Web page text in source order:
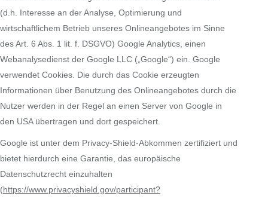
(d.h. Interesse an der Analyse, Optimierung und
wirtschaftlichem Betrieb unseres Onlineangebotes im Sinne
des Art. 6 Abs. 1 lit. f. DSGVO) Google Analytics, einen
Webanalysedienst der Google LLC („Google“) ein. Google
verwendet Cookies. Die durch das Cookie erzeugten
Informationen über Benutzung des Onlineangebotes durch die
Nutzer werden in der Regel an einen Server von Google in
den USA übertragen und dort gespeichert.
Google ist unter dem Privacy-Shield-Abkommen zertifiziert und
bietet hierdurch eine Garantie, das europäische
Datenschutzrecht einzuhalten
(https://www.privacyshield.gov/participant?